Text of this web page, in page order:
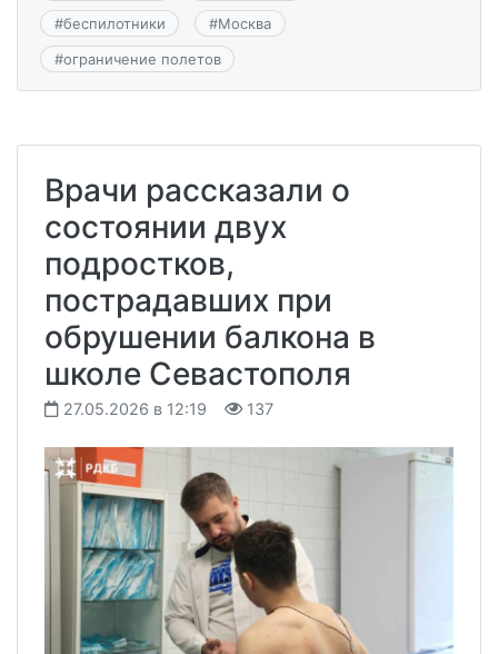
#беспилотники #Москва
#ограничение полетов
Врачи рассказали о
состоянии двух
подростков,
пострадавших при
обрушении балкона в
школе Севастополя
27.05.2026 в 12:19 137